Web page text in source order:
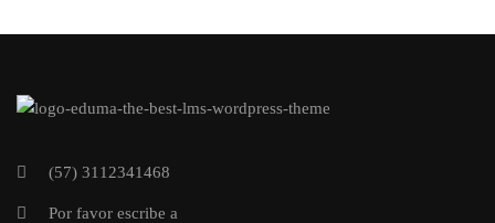
(57) 3112341468
Por favor escribe a